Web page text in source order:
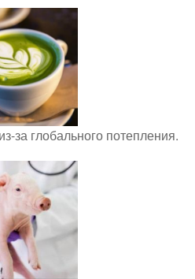
за глобального потепления.